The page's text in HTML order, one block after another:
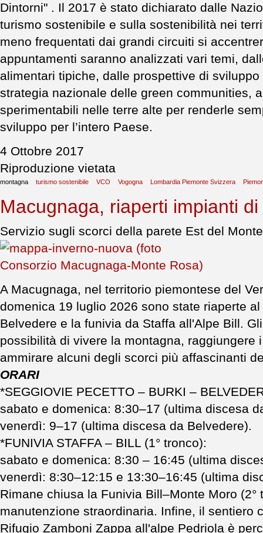
Dintorni" . Il 2017 è stato dichiarato dalle
turismo sostenibile e sulla sostenibilità nei
meno frequentati dai grandi circuiti si
appuntamenti saranno analizzati vari temi,
alimentari tipiche, dalle prospettive di
strategia nazionale delle green communities,
sperimentabili nelle terre alte per renderle
sviluppo per l’intero Paese.
4 Ottobre 2017
Riproduzione vietata
montagna turismo sostenibile VCO Vogogna Lombardia Piemonte Svizzera
Macugnaga, riaperti impianti
Servizio sugli scorci della parete Est del
A Macugnaga, nel territorio piemontese del
domenica 19 luglio 2026 sono state riaperte
Belvedere e la funivia da Staffa all'Alpe Bill.
possibilità di vivere la montagna, raggiungere
ammirare alcuni degli scorci più affascinanti
ORARI
*SEGGIOVIE PECETTO – BURKI –
sabato e domenica: 8:30–17 (ultima discesa
venerdì: 9–17 (ultima discesa da Belvedere).
*FUNIVIA STAFFA – BILL (1° tronco):
sabato e domenica: 8:30 – 16:45 (ultima
venerdì: 8:30–12:15 e 13:30–16:45 (ultima
Rimane chiusa la Funivia Bill–Monte Moro
manutenzione straordinaria. Infine, il sentiero
Rifugio Zamboni Zappa all'alpe Pedriola è